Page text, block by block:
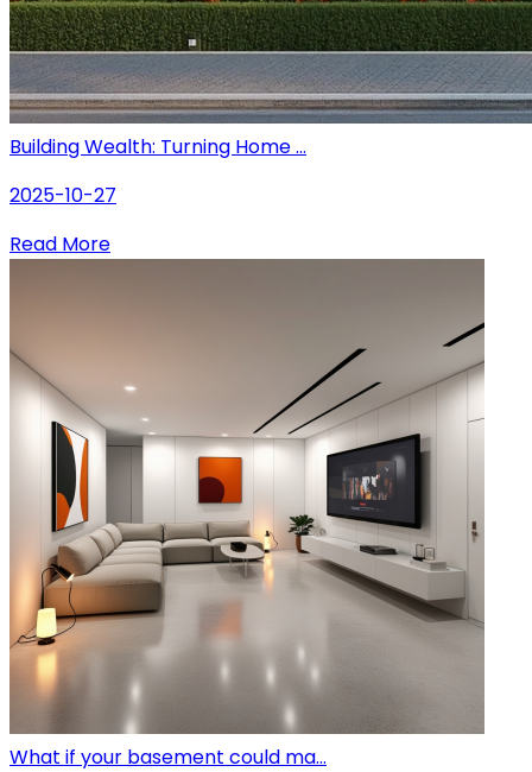
Building Wealth: Turning Home ...
2025-10-27
Read More
What if your basement could ma...